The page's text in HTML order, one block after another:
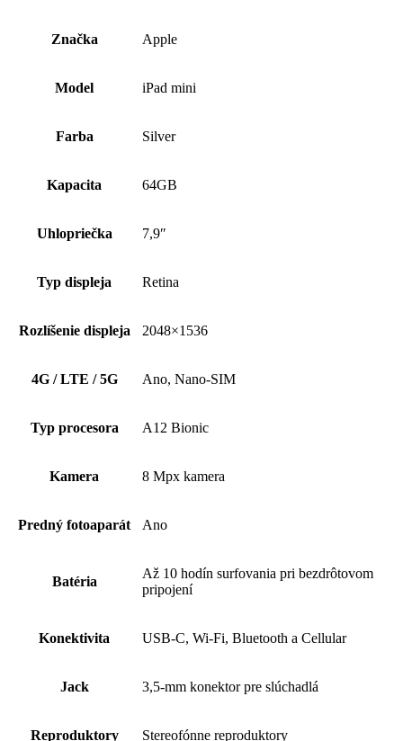
Značka Apple
Model iPad mini
Farba Silver
Kapacita 64GB
Uhlopriečka 7,9″
Typ displeja Retina
Rozlíšenie displeja 2048×1536
4G / LTE / 5G Ano, Nano-SIM
Typ procesora A12 Bionic
Kamera 8 Mpx kamera
Predný fotoaparát Ano
Batéria
Až 10 hodín surfovania pri bezdrôtovom
pripojení
Konektivita USB-C, Wi-Fi, Bluetooth a Cellular
Jack 3,5-mm konektor pre slúchadlá
Reproduktory Stereofónne repro­duktory